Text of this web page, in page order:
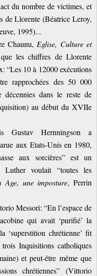
du nombre de victimes, et
de Llorente (Béatrice Leroy,
1995)...
Chaunu, Eglise, Culture et
les chiffres de Llorente
“Les 10 à 12000 exécutions
rapprochées des 50 000
dans le reste de
au début du XVIIe
Gustav Hernningson a
aux Etats-Unis en 1980,
aux sorcières” est un
Luther voulait “toutes les
Age, une imposture, Perrin
Messori: “En l’espace de
qui avait ‘purifié’ la
‘superstition chrétienne’ fit
Inquisitions catholiques
et peut-être même que
chrétiennes” (Vittorio